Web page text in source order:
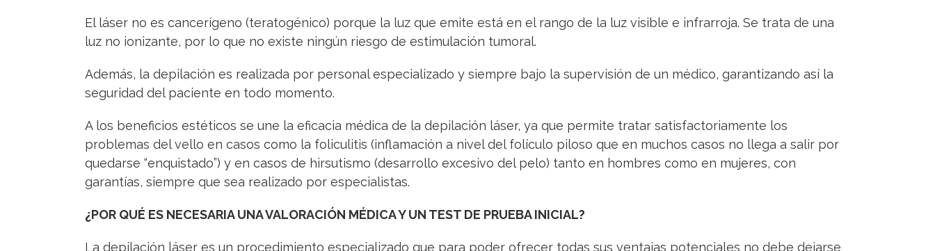
El láser no es cancerígeno (teratogénico) porque la luz que emite está en el rango de la luz visible e infrarroja. Se trata de una
luz no ionizante, por lo que no existe ningún riesgo de estimulación tumoral.
Además, la depilación es realizada por personal especializado y siempre bajo la supervisión de un médico, garantizando así la
seguridad del paciente en todo momento.
A los beneficios estéticos se une la eficacia médica de la depilación láser, ya que permite tratar satisfactoriamente los
problemas del vello en casos como la foliculitis (inflamación a nivel del folículo piloso que en muchos casos no llega a salir por
quedarse “enquistado”) y en casos de hirsutismo (desarrollo excesivo del pelo) tanto en hombres como en mujeres, con
garantías, siempre que sea realizado por especialistas.
¿POR QUÉ ES NECESARIA UNA VALORACIÓN MÉDICA Y UN TEST DE PRUEBA INICIAL?
La depilación láser es un procedimiento especializado que para poder ofrecer todas sus ventajas potenciales no debe dejarse